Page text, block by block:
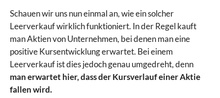
Schauen wir uns nun einmal an, wie ein solcher
Leerverkauf wirklich funktioniert. In der Regel kauft
man Aktien von Unternehmen, bei denen man eine
positive Kursentwicklung erwartet. Bei einem
Leerverkauf ist dies jedoch genau umgedreht, denn
man erwartet hier, dass der Kursverlauf einer Aktie
fallen wird.